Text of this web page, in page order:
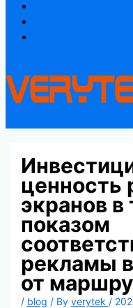
ценность
экранов в
показом
рекламы
от
/ blog / By verytek /